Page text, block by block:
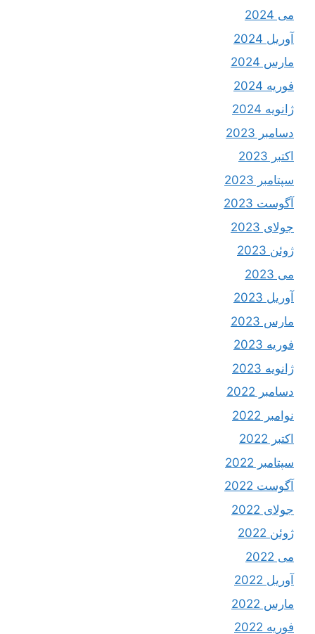
می 2024
آوریل 2024
مارس 2024
فوریه 2024
ژانویه 2024
دسامبر 2023
اکتبر 2023
سپتامبر 2023
آگوست 2023
جولای 2023
ژوئن 2023
می 2023
آوریل 2023
مارس 2023
فوریه 2023
ژانویه 2023
دسامبر 2022
نوامبر 2022
اکتبر 2022
سپتامبر 2022
آگوست 2022
جولای 2022
ژوئن 2022
می 2022
آوریل 2022
مارس 2022
فوریه 2022